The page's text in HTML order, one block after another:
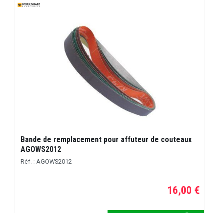
Bande de remplacement pour affuteur de couteaux
AGOWS2012
Réf. : AGOWS2012
16,00 €